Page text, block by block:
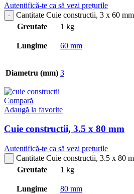
Autentifică-te ca să vezi prețurile
Cantitate Cuie constructii, 3 x 60 mm
Greutate
1 kg
Lungime 60 mm
Diametru (mm) 3
Compară
Adaugă la favorite
Cuie constructii, 3.5 x 80 mm
Autentifică-te ca să vezi prețurile
Cantitate Cuie constructii, 3.5 x 80
Greutate
1 kg
Lungime 80 mm